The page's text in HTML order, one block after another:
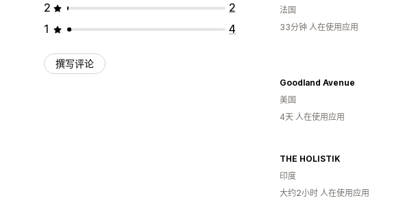
2
2
1
4
撰写评论
法国
33分钟 人在使用应用
Goodland Avenue
美国
4天 人在使用应用
THE HOLISTIK
印度
大约2小时 人在使用应用